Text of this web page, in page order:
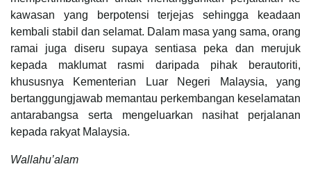
kawasan yang berpotensi terjejas sehingga keadaan
kembali stabil dan selamat. Dalam masa yang sama, orang
ramai juga diseru supaya sentiasa peka dan merujuk
kepada maklumat rasmi daripada pihak berautoriti,
khususnya Kementerian Luar Negeri Malaysia, yang
bertanggungjawab memantau perkembangan keselamatan
antarabangsa serta mengeluarkan nasihat perjalanan
kepada rakyat Malaysia.
Wallahu’alam